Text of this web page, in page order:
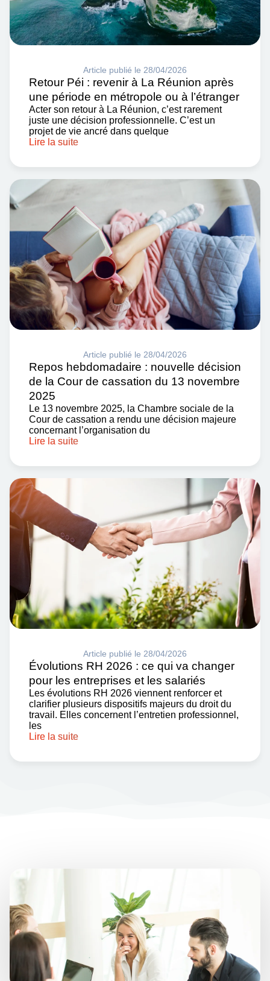
Article publié le 28/04/2026
Retour Péi : revenir à La Réunion après
une période en métropole ou à l’étranger
Acter son retour à La Réunion, c’est rarement
juste une décision professionnelle. C’est un
projet de vie ancré dans quelque
Lire la suite
Article publié le 28/04/2026
Repos hebdomadaire : nouvelle décision
de la Cour de cassation du 13 novembre
2025
Le 13 novembre 2025, la Chambre sociale de la
Cour de cassation a rendu une décision majeure
concernant l’organisation du
Lire la suite
Article publié le 28/04/2026
Évolutions RH 2026 : ce qui va changer
pour les entreprises et les salariés
Les évolutions RH 2026 viennent renforcer et
clarifier plusieurs dispositifs majeurs du droit du
travail. Elles concernent l’entretien professionnel,
les
Lire la suite